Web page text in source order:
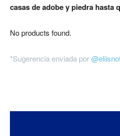
casas de adobe y piedra hasta
No products found.
*Sugerencia enviada por